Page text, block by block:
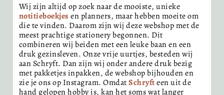
Wij zijn altijd op zoek naar de mooiste, unieke
notitieboekjesen planners, maar hebben moeite om
die te vinden. Daarom zijn wij deze webshop met de
meest prachtige stationery begonnen. Dit
combineren wij beiden met een leuke baan en een
druk gezinsleven. Onze vrije uurtjes, besteden wij
aan Schryft. Dan zijn wij onder andere druk bezig
met pakketjes inpakken, de webshop bijhouden en
zie je ons op Instagram. OmdatSchryfteen uit de
hand gelopen hobby is, kan het soms wat langer